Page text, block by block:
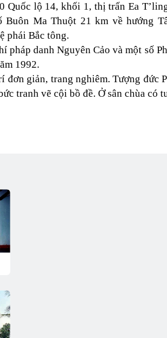
Quốc lộ 14, khối 1, thị trấn Ea
Buôn Ma Thuột 21 km về hướng
phái Bắc tông.
pháp danh Nguyên Cảo và một số
1992.
đơn giản, trang nghiêm. Tượng đức
tranh vẽ cội bồ đề. Ở sân chùa có